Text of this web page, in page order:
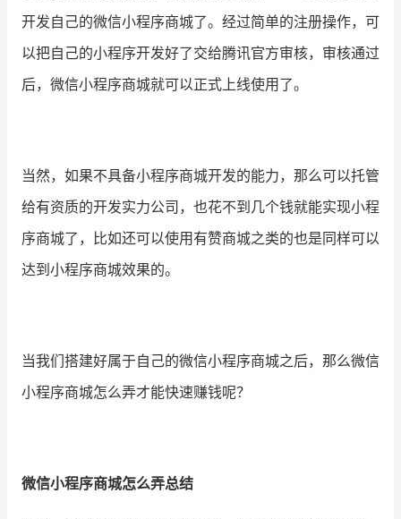
开发自己的微信小程序商城了。经过简单的注册操作，可
以把自己的小程序开发好了交给腾讯官方审核，审核通过
后，微信小程序商城就可以正式上线使用了。
当然，如果不具备小程序商城开发的能力，那么可以托管
给有资质的开发实力公司，也花不到几个钱就能实现小程
序商城了，比如还可以使用有赞商城之类的也是同样可以
达到小程序商城效果的。
当我们搭建好属于自己的微信小程序商城之后，那么微信
小程序商城怎么弄才能快速赚钱呢？
微信小程序商城怎么弄总结